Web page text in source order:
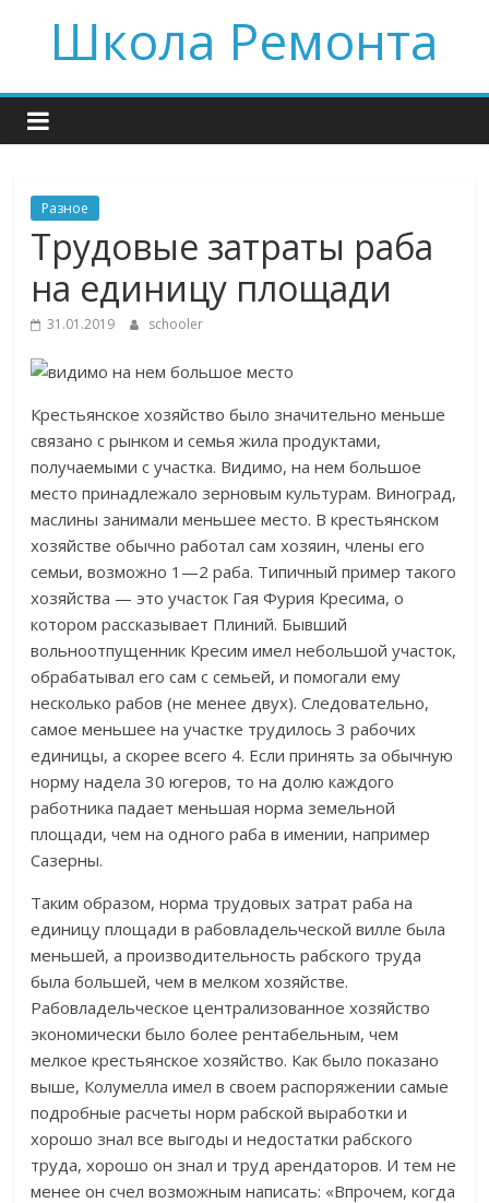
contentШкола Ремонта
Разное
Трудовые затраты раба
на единицу площади
31.01.2019 schooler
Крестьянское хозяйство было значительно меньше
связано с рынком и семья жила продуктами,
получаемыми с участка. Видимо, на нем большое
место принадлежало зерновым культурам. Виноград,
маслины занимали меньшее место. В крестьянском
хозяйстве обычно работал сам хозяин, члены его
семьи, возможно 1—2 раба. Типичный пример такого
хозяйства — это участок Гая Фурия Кресима, о
котором рассказывает Плиний. Бывший
вольноотпущенник Кресим имел небольшой участок,
обрабатывал его сам с семьей, и помогали ему
несколько рабов (не менее двух). Следовательно,
самое меньшее на участке трудилось 3 рабочих
единицы, а скорее всего 4. Если принять за обычную
норму надела 30 югеров, то на долю каждого
работника падает меньшая норма земельной
площади, чем на одного раба в имении, например
Сазерны.
Таким образом, норма трудовых затрат раба на
единицу площади в рабовладельческой вилле была
меньшей, а производительность рабского труда
была большей, чем в мелком хозяйстве.
Рабовладельческое централизованное хозяйство
экономически было более рентабельным, чем
мелкое крестьянское хозяйство. Как было показано
выше, Колумелла имел в своем распоряжении самые
подробные расчеты норм рабской выработки и
хорошо знал все выгоды и недостатки рабского
труда, хорошо он знал и труд арендаторов. И тем не
менее он счел возможным написать: «Впрочем, когда